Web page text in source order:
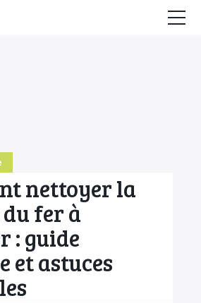
nettoyer la
fer à
: guide
et astuces